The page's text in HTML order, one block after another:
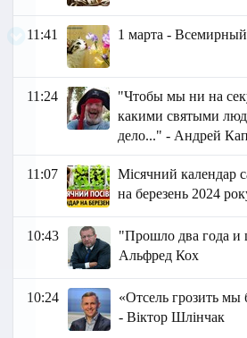
11:41 1 марта -
11:24
"Чтобы мы ни на
какими святыми
дело..." - Андрей
11:07
Місячний календар
на березень 2024
10:43
"Прошло два года и
Альфред Кох
10:24
«Отсель грозить
- Віктор Шлінчак